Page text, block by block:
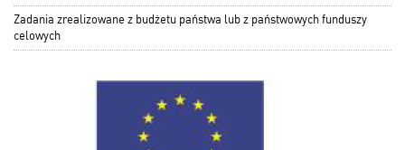
Zadania zrealizowane z budżetu państwa lub z państwowych funduszy
celowych